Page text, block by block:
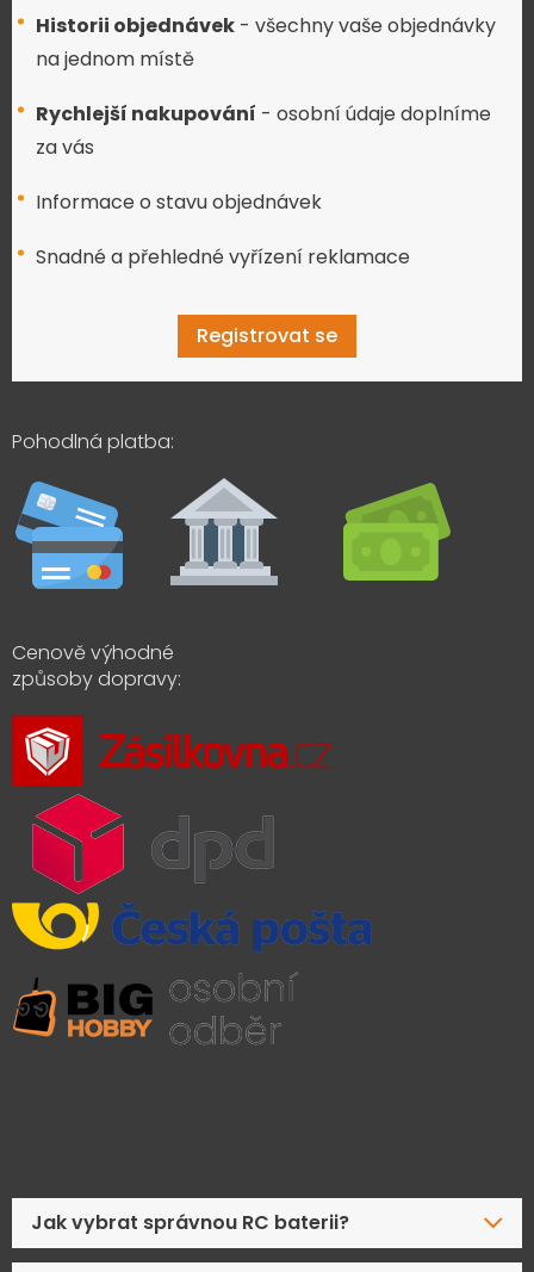
Historii objednávek - všechny vaše objednávky
na jednom místě
Rychlejší nakupování - osobní údaje doplníme
za vás
Informace o stavu objednávek
Snadné a přehledné vyřízení reklamace
Registrovat se
Pohodlná platba:
Cenově výhodné
způsoby dopravy:
Jak vybrat správnou RC baterii?